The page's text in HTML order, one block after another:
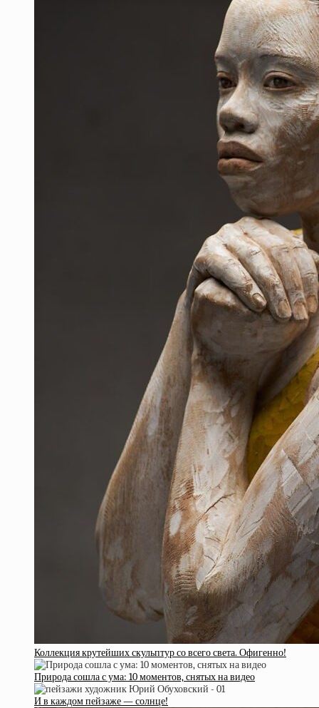
Коллекция крутейших скульптур со всего света. Офигенно!
Природа сошла с ума: 10 моментов, снятых на видео
И в каждом пейзаже — солнце!